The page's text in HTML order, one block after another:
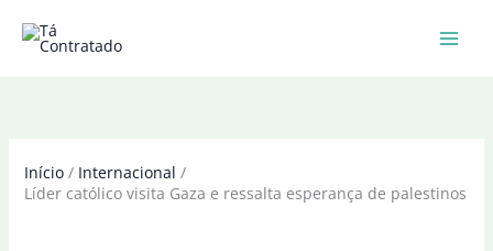
para
Início
Internacional
Líder católico visita Gaza e ressalta esperança de palestinos